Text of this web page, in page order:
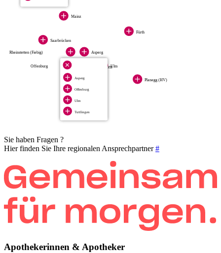
Mainz
Fürth
Saarbrücken
Planegg (HV)
Rheinstetten (Fiebig) Asperg
Offenburg Ulm
4 Standorte anzeigen
Asperg
Offenburg
Ulm
Tuttlingen
Sie haben Fragen ?
Hier finden Sie Ihre regionalen Ansprechpartner#
Apothekerinnen & Apotheker